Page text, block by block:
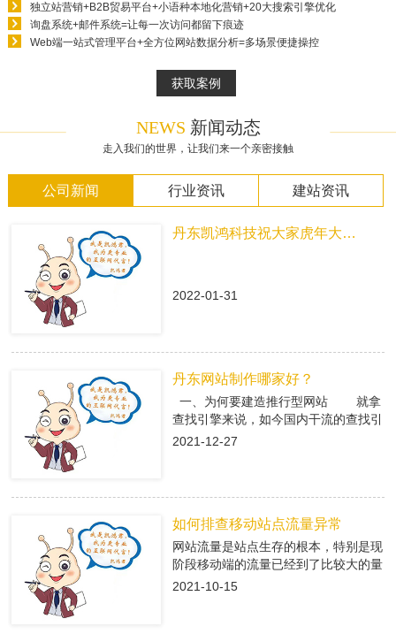
独立站营销+B2B贸易平台+小语种本地化营销+20大搜索引擎优化
询盘系统+邮件系统=让每一次访问都留下痕迹
Web端一站式管理平台+全方位网站数据分析=多场景便捷操控
获取案例
NEWS 新闻动态
走入我们的世界，让我们来一个亲密接触
公司新闻 行业资讯 建站资讯
丹东凯鸿科技祝大家虎年大吉！
2022-01-31
丹东网站制作哪家好？
一、为何要建造推行型网站 就拿
查找引擎来说，如今国内干流的查找引
擎baidu、360、搜狗有着大量的用户
导进入推行型网站中，使用推行型网站
有的优势，转化成客户; 二、丹东
网站制作是怎么挑选专业的搭站公司
2021-12-27
如何排查移动站点流量异常
网站流量是站点生存的根本，特别是现
阶段移动端的流量已经到了比较大的量
级。移动端网站有流量了，每天就会有
2021-10-15